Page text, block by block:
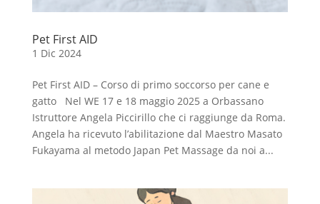
Pet First AID
1 Dic 2024
Pet First AID – Corso di primo soccorso per cane e
gatto Nel WE 17 e 18 maggio 2025 a Orbassano
Istruttore Angela Piccirillo che ci raggiunge da Roma.
Angela ha ricevuto l’abilitazione dal Maestro Masato
Fukayama al metodo Japan Pet Massage da noi a...